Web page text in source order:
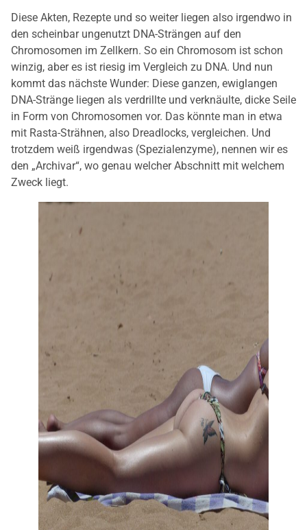
Diese Akten, Rezepte und so weiter liegen also irgendwo in
den scheinbar ungenutzt DNA-Strängen auf den
Chromosomen im Zellkern. So ein Chromosom ist schon
winzig, aber es ist riesig im Vergleich zu DNA. Und nun
kommt das nächste Wunder: Diese ganzen, ewiglangen
DNA-Stränge liegen als verdrillte und verknäulte, dicke Seile
in Form von Chromosomen vor. Das könnte man in etwa
mit Rasta-Strähnen, also Dreadlocks, vergleichen. Und
trotzdem weiß irgendwas (Spezialenzyme), nennen wir es
den „Archivar“, wo genau welcher Abschnitt mit welchem
Zweck liegt.